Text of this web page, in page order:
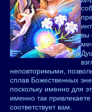
вы
неповторимыми,
сплав Божественных
поскольку именно для
именно так
соответствует вам.